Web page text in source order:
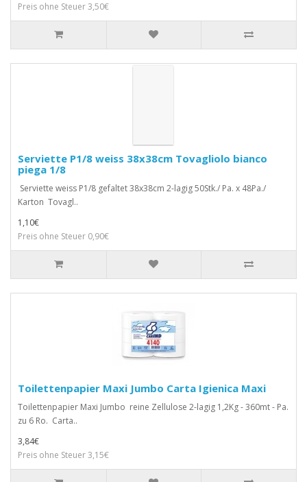
Preis ohne Steuer 3,50€
Serviette P1/8 weiss 38x38cm Tovagliolo bianco
piega 1/8
Serviette weiss P1/8 gefaltet 38x38cm 2-lagig 50Stk./ Pa. x 48Pa./
Karton Tovagl..
1,10€
Preis ohne Steuer 0,90€
Toilettenpapier Maxi Jumbo Carta Igienica Maxi
Toilettenpapier Maxi Jumbo reine Zellulose 2-lagig 1,2Kg - 360mt - Pa.
zu 6 Ro. Carta..
3,84€
Preis ohne Steuer 3,15€